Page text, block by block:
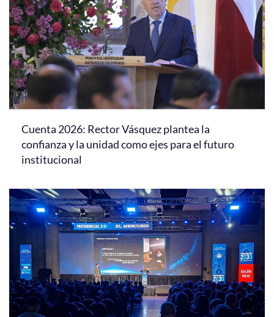
Cuenta 2026: Rector Vásquez plantea la
confianza y la unidad como ejes para el futuro
institucional